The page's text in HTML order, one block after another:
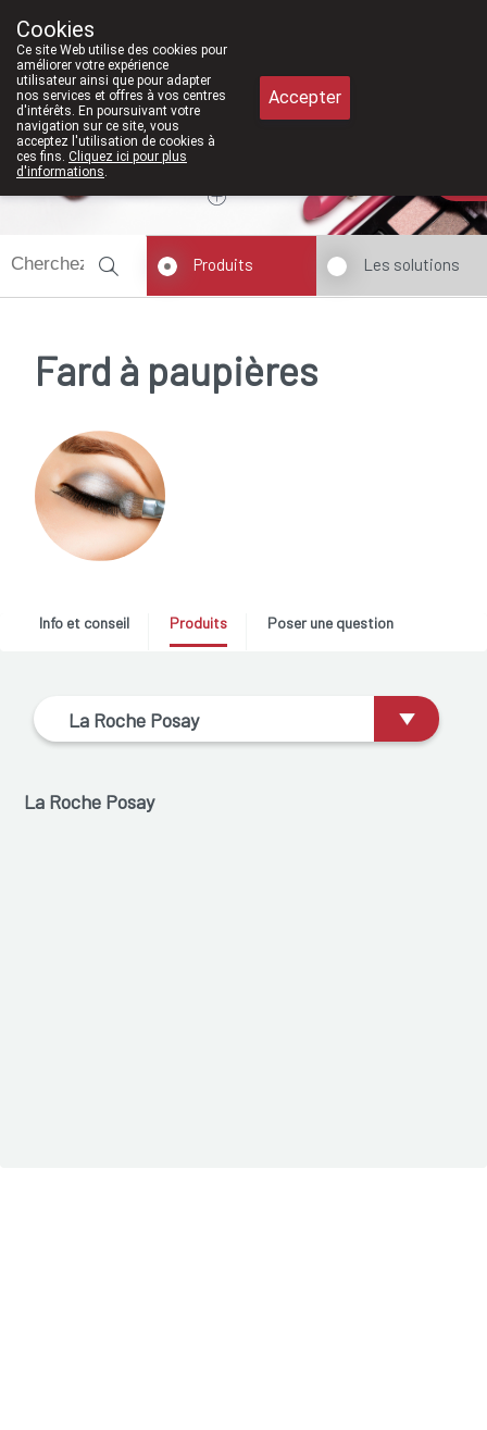
Aujourd'hui A présent
Produits Les solutions
Fard à paupières
Info et conseil Produits Poser une question
La Roche Posay
La Roche Posay
Cookies
Ce site Web utilise des cookies pour
améliorer votre expérience
utilisateur ainsi que pour adapter
nos services et offres à vos centres
d'intérêts. En poursuivant votre
navigation sur ce site, vous
acceptez l'utilisation de cookies à
ces fins. Cliquez ici pour plus
d'informations.
Accepter